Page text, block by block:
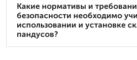
Какие нормативы и
безопасности необходимо
использовании и установке
пандусов?